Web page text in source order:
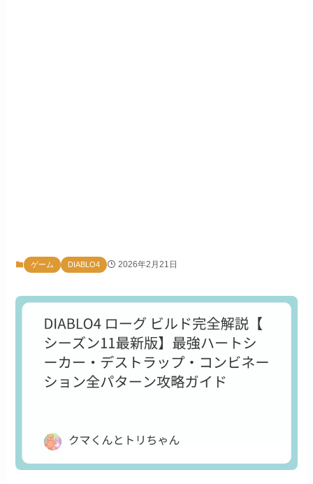
ゲーム DIABLO4 2026年2月21日